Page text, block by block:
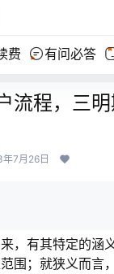
费 有问必答
流程，三
年7月26日
有其特定的涵
围；就狭义而言